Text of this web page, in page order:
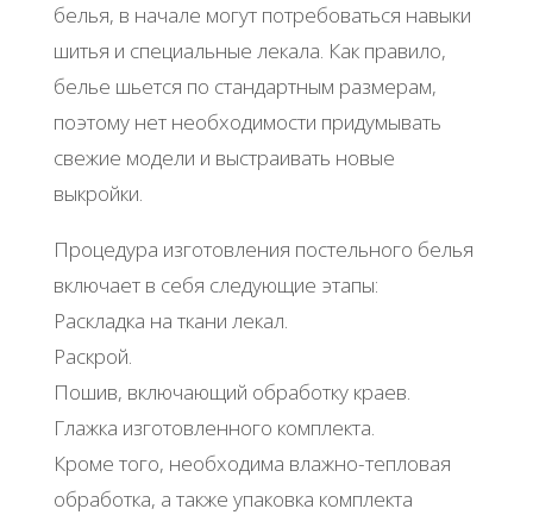
белья, в начале могут потребоваться навыки
шитья и специальные лекала. Как правило,
белье шьется по стандартным размерам,
поэтому нет необходимости придумывать
свежие модели и выстраивать новые
выкройки.
Процедура изготовления постельного белья
включает в себя следующие этапы:
Раскладка на ткани лекал.
Раскрой.
Пошив, включающий обработку краев.
Глажка изготовленного комплекта.
Кроме того, необходима влажно-тепловая
обработка, а также упаковка комплекта